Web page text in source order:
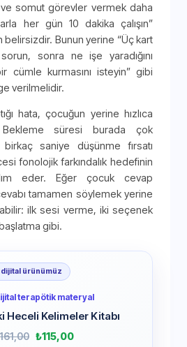
somut görevler vermek daha
her gün 10 dakika çalışın”
Bunun yerine “Üç kart
sonra ne işe yaradığını
cümle kurmasını isteyin” gibi
verilmelidir.
hata, çocuğun yerine hızlıca
süresi burada çok
saniye düşünme fırsatı
fonolojik farkındalık hedefinin
eder. Eğer çocuk cevap
tamamen söylemek yerine
ilk sesi verme, iki seçenek
gibi.
ürünümüz
terapötik materyal
Heceli Kelimeler Kitabı
161,00 ₺115,00